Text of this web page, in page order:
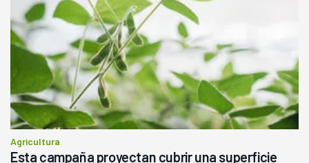
Agricultura
Esta campaña proyectan cubrir una superficie